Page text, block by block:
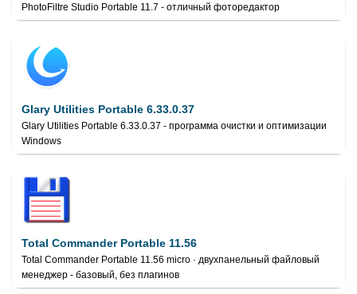
PhotoFiltre Studio Portable 11.7 - отличный фоторедактор
Glary Utilities Portable 6.33.0.37
Glary Utilities Portable 6.33.0.37 - программа очистки и оптимизации
Windows
Total Commander Portable 11.56
Total Commander Portable 11.56 micro · двухпанельный файловый
менеджер - базовый, без плагинов